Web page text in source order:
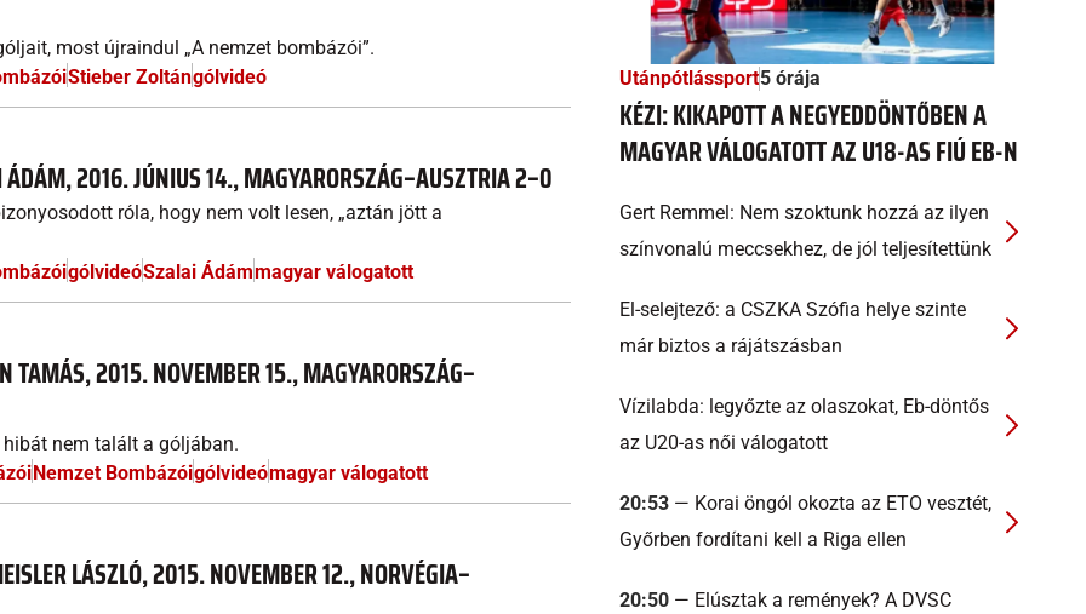
most újraindul „A nemzet bombázói”.
Stieber Zoltángólvideó
2016. JÚNIUS 14., MAGYARORSZÁG–AUSZTRIA 2–0
róla, hogy nem volt lesen, „aztán jött a
gólvideóSzalai Ádámmagyar válogatott
2015. NOVEMBER 15., MAGYARORSZÁG–
nem talált a góljában.
Nemzet Bombázóigólvideómagyar válogatott
LÁSZLÓ, 2015. NOVEMBER 12., NORVÉGIA–
Utánpótlássport5 órája
KÉZI: KIKAPOTT A NEGYEDDÖNTŐBEN A
MAGYAR VÁLOGATOTT AZ U18-AS FIÚ EB-N
Gert Remmel: Nem szoktunk hozzá az ilyen
színvonalú meccsekhez, de jól teljesítettünk
El-selejtező: a CSZKA Szófia helye szinte
már biztos a rájátszásban
Vízilabda: legyőzte az olaszokat, Eb-döntős
az U20-as női válogatott
20:53 — Korai öngól okozta az ETO vesztét,
Győrben fordítani kell a Riga ellen
20:50 — Elúsztak a remények? A DVSC